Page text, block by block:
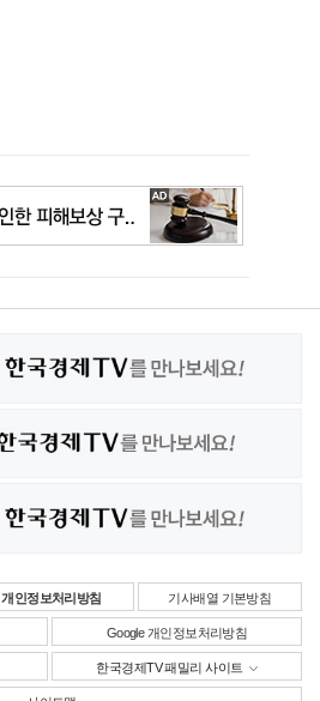
개인정보처리방침 기사배열 기본방침
Google 개인정보처리방침
한국경제TV 패밀리 사이트